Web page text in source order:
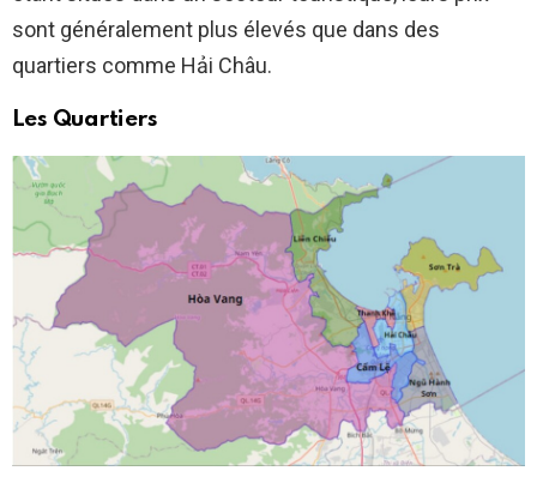
sont généralement plus élevés que dans des
quartiers comme Hải Châu.
Les Quartiers